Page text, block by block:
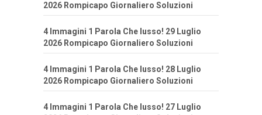
2026 Rompicapo Giornaliero Soluzioni
4 Immagini 1 Parola Che lusso! 29 Luglio
2026 Rompicapo Giornaliero Soluzioni
4 Immagini 1 Parola Che lusso! 28 Luglio
2026 Rompicapo Giornaliero Soluzioni
4 Immagini 1 Parola Che lusso! 27 Luglio